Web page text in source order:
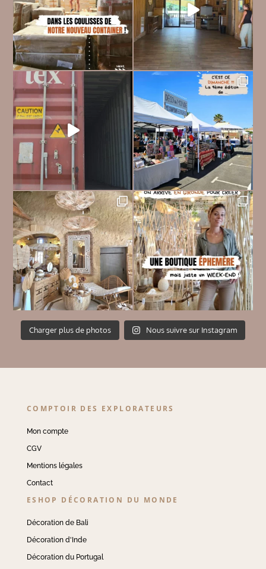
Charger plus de photos Nous suivre sur Instagram
COMPTOIR DES EXPLORATEURS
Mon compte
CGV
Mentions légales
Contact
ESHOP DÉCORATION DU MONDE
Décoration de Bali
Décoration d'Inde
Décoration du Portugal